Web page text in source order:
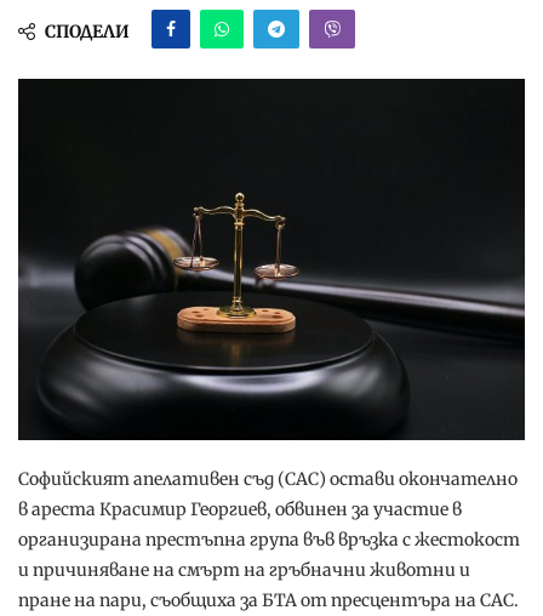
СПОДЕЛИ
Софийският апелативен съд (САС) остави окончателно
в ареста Красимир Георгиев, обвинен за участие в
организирана престъпна група във връзка с жестокост
и причиняване на смърт на гръбначни животни и
пране на пари, съобщиха за БТА от пресцентъра на САС.